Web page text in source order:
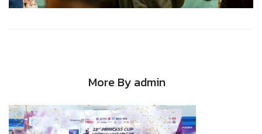
More By admin